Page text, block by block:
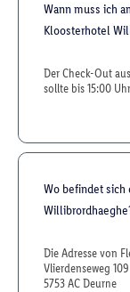
Wann muss ich
Kloosterhotel
Der Check-Out
sollte bis 15:00
Wo befindet sich
Die Adresse von
Vlierdenseweg 109
5753 AC Deurne